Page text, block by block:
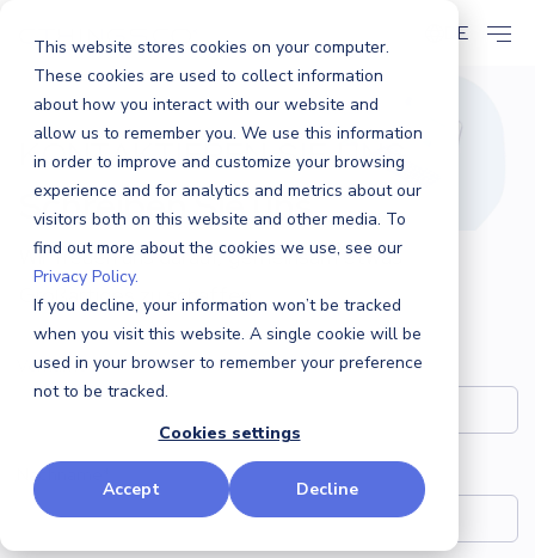
This website stores cookies on your computer.
These cookies are used to collect information
about how you interact with our website and
allow us to remember you. We use this information
in order to improve and customize your browsing
experience and for analytics and metrics about our
visitors both on this website and other media. To
find out more about the cookies we use, see our
Privacy Policy.
If you decline, your information won’t be tracked
when you visit this website. A single cookie will be
used in your browser to remember your preference
not to be tracked.
Cookies settings
Accept Decline
DE
KONTAKTIEREN SIE UNS
Schreiben Sie uns
Wir freuen uns darauf, gemeinsam etwas
Großartiges zu schaffen.
Vorname *
Nachname